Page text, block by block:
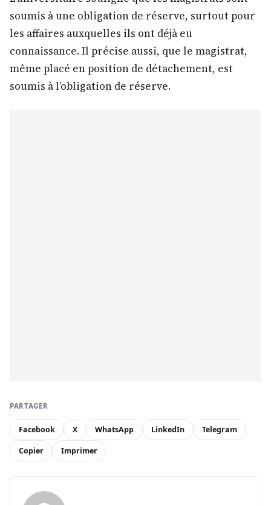
soumis à une obligation de réserve, surtout pour
les affaires auxquelles ils ont déjà eu
connaissance. Il précise aussi, que le magistrat,
même placé en position de détachement, est
soumis à l’obligation de réserve.
PARTAGER
Facebook X WhatsApp LinkedIn Telegram
Copier Imprimer